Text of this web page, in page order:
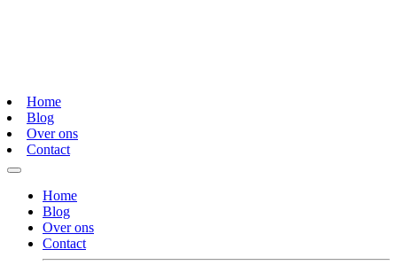
Home
Blog
Over ons
Contact
Home
Blog
Over ons
Contact